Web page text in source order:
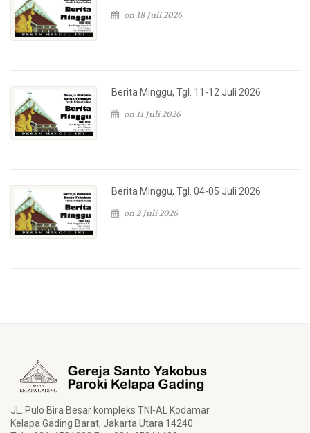
on 18 Juli 2026
Berita Minggu, Tgl. 11-12 Juli 2026
on 11 Juli 2026
Berita Minggu, Tgl. 04-05 Juli 2026
on 2 Juli 2026
JL. Pulo Bira Besar kompleks TNI-AL Kodamar
Kelapa Gading Barat, Jakarta Utara 14240